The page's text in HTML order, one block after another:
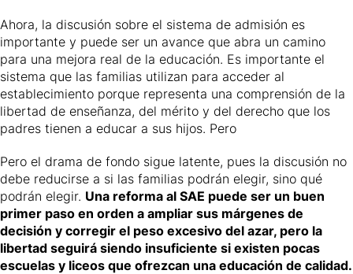
Ahora, la discusión sobre el sistema de admisión es
importante y puede ser un avance que abra un camino
para una mejora real de la educación. Es importante el
sistema que las familias utilizan para acceder al
establecimiento porque representa una comprensión de la
libertad de enseñanza, del mérito y del derecho que los
padres tienen a educar a sus hijos. Pero
Pero el drama de fondo sigue latente, pues la discusión no
debe reducirse a si las familias podrán elegir, sino qué
podrán elegir. Una reforma al SAE puede ser un buen
primer paso en orden a ampliar sus márgenes de
decisión y corregir el peso excesivo del azar, pero la
libertad seguirá siendo insuficiente si existen pocas
escuelas y liceos que ofrezcan una educación de calidad.